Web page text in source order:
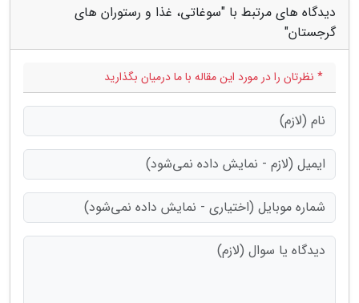
دیدگاه های مرتبط با "سوغاتی، غذا و رستوران های
گرجستان"
* نظرتان را در مورد این مقاله با ما درمیان بگذارید